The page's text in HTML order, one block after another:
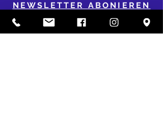
NEWSLETTER ABONIEREN
FOLGE UNS AUF INSTA & FB